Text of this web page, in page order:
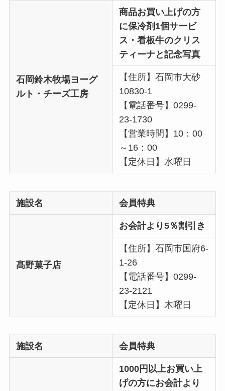
石岡鈴木牧場ヨーグ
ルト・チーズ工房
商品お買い上げの方
に保冷剤1個サービ
ス・看板牛のクリス
ティーナと記念写真
【住所】石岡市大砂
10830-1
【電話番号】0299-
23-1730
【営業時間】10：00
～16：00
【定休日】水曜日
施設名 会員特典
髙野菓子店
お会計より5％割引き
【住所】石岡市国府6-
1-26
【電話番号】0299-
23-2121
【定休日】木曜日
施設名 会員特典
1000円以上お買い上
げの方にお会計より